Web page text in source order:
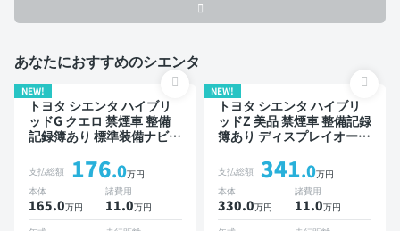
あなたにおすすめのシエンタ
NEW!
トヨタ シエンタ ハイブリ
ッドG クエロ 禁煙車 整備
記録簿あり 標準装備ナビ
ETC バックモニター ドラ
イブレコーダー 衝突軽減
両側電動スライドドア 7人
乗り
支払総額 176.0万円
本体
165.0万円
諸費用
11.0万円
NEW!
トヨタ シエンタ ハイブリ
ッドZ 美品 禁煙車 整備記録
簿あり ディスプレイオーデ
ブラインドスポットモニタ
ー オートクルーズ 3列シー
ト スマートキー ETC バッ
クモニター 全方位カメラ
ドライブレコーダー 衝突軽
支払総額 341.0万円
本体
330.0万円
諸費用
11.0万円